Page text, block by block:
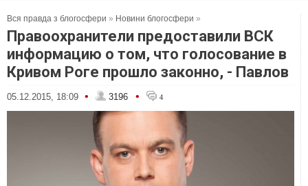
Вся правда з блогосфери » Новини блогосфери »
Правоохранители предоставили ВСК
информацию о том, что голосование в
Кривом Роге прошло законно, - Павлов
05.12.2015, 18:09 • 3196 • 4